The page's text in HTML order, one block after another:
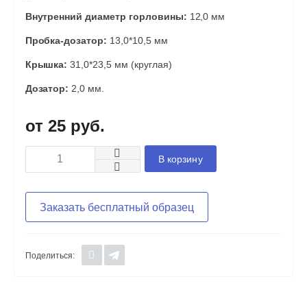
Внутренний диаметр горловины: 12,0 мм
Пробка-дозатор: 13,0*10,5 мм
Крышка: 31,0*23,5 мм (круглая)
Дозатор: 2,0 мм.
25 руб.
В корзину
Заказать бесплатный образец
Поделиться: